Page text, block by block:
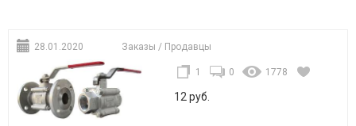
28.01.2020 Заказы / Продавцы
1778
0
1
12 руб.